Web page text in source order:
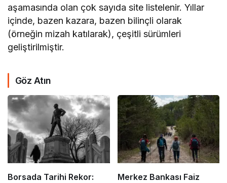
aşamasında olan çok sayıda site listelenir. Yıllar
içinde, bazen kazara, bazen bilinçli olarak
(örneğin mizah katılarak), çeşitli sürümleri
geliştirilmiştir.
Göz Atın
Borsada Tarihi Rekor:
Merkez Bankası Faiz